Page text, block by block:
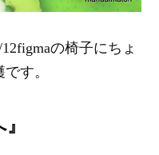
の椅子にちょ
す。